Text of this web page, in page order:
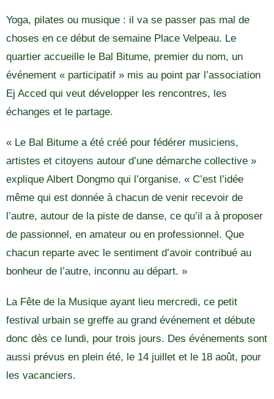
Yoga, pilates ou musique : il va se passer pas mal de
choses en ce début de semaine Place Velpeau. Le
quartier accueille le Bal Bitume, premier du nom, un
événement « participatif » mis au point par l’association
Ej Acced qui veut développer les rencontres, les
échanges et le partage.
« Le Bal Bitume a été créé pour fédérer musiciens,
artistes et citoyens autour d’une démarche collective »
explique Albert Dongmo qui l’organise. « C’est l’idée
même qui est donnée à chacun de venir recevoir de
l’autre, autour de la piste de danse, ce qu’il a à proposer
de passionnel, en amateur ou en professionnel. Que
chacun reparte avec le sentiment d’avoir contribué au
bonheur de l’autre, inconnu au départ. »
La Fête de la Musique ayant lieu mercredi, ce petit
festival urbain se greffe au grand événement et débute
donc dès ce lundi, pour trois jours. Des événements sont
aussi prévus en plein été, le 14 juillet et le 18 août, pour
les vacanciers.